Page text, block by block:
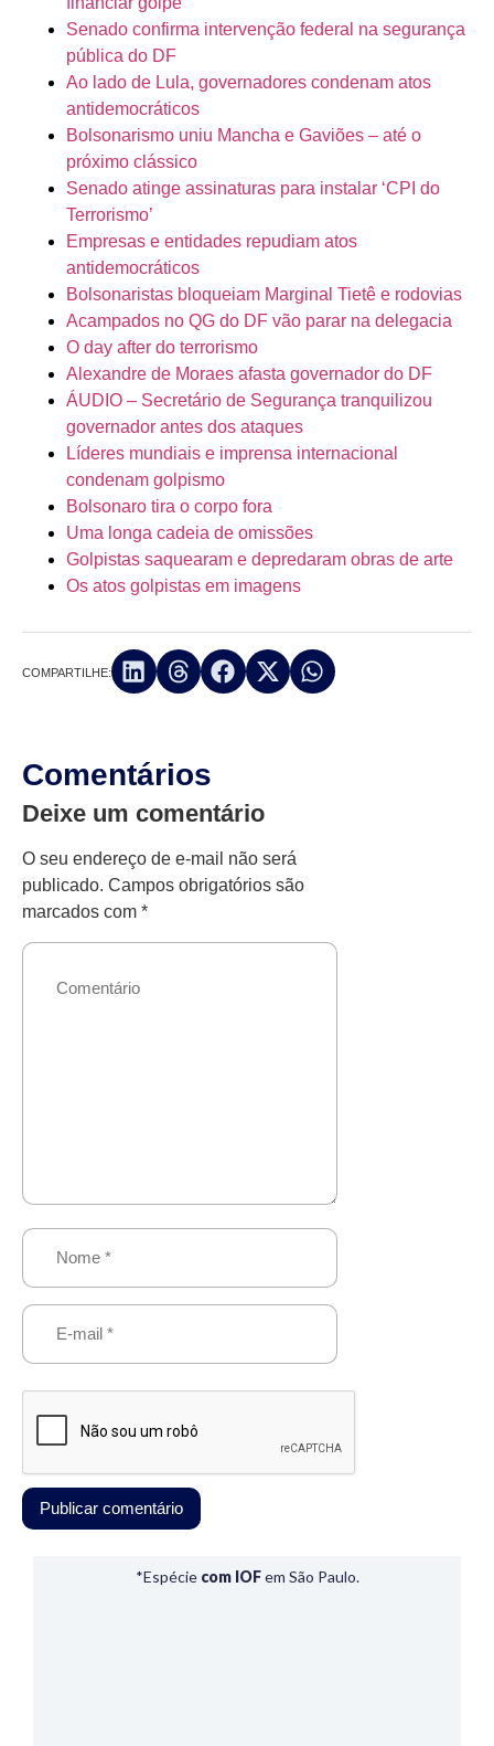
Senado confirma intervenção federal na segurança
pública do DF
Ao lado de Lula, governadores condenam atos
antidemocráticos
Bolsonarismo uniu Mancha e Gaviões – até o
próximo clássico
Senado atinge assinaturas para instalar ‘CPI do
Terrorismo’
Empresas e entidades repudiam atos
antidemocráticos
Bolsonaristas bloqueiam Marginal Tietê e rodovias
Acampados no QG do DF vão parar na delegacia
O day after do terrorismo
Alexandre de Moraes afasta governador do DF
ÁUDIO – Secretário de Segurança tranquilizou
governador antes dos ataques
Líderes mundiais e imprensa internacional
condenam golpismo
Bolsonaro tira o corpo fora
Uma longa cadeia de omissões
Golpistas saquearam e depredaram obras de arte
Os atos golpistas em imagens
COMPARTILHE:
Comentários
Deixe um comentário
O seu endereço de e-mail não será
publicado. Campos obrigatórios são
marcados com *